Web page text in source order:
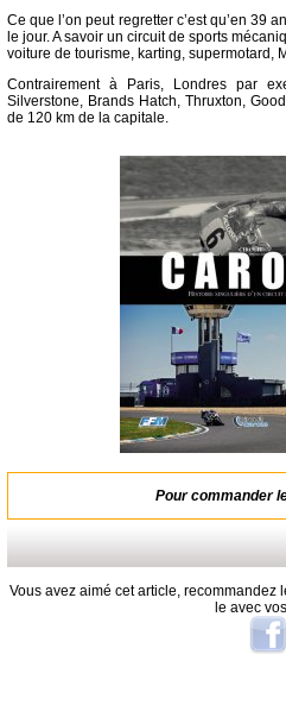
Ce que l’on peut regretter c’est qu’en 39
le jour. A savoir un circuit de sports
voiture de tourisme, karting, supermotard,
Contrairement à Paris, Londres par
Silverstone, Brands Hatch, Thruxton,
de 120 km de la capitale.
Pour commander
Vous avez aimé cet article, recommandez
le avec